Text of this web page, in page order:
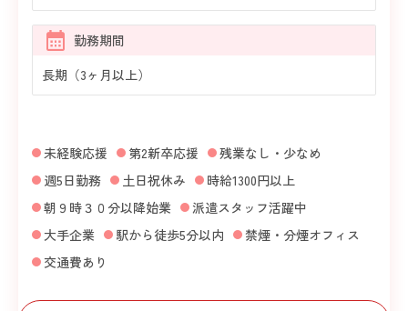
勤務期間
長期（3ヶ月以上）
未経験応援 第2新卒応援
残業なし・少なめ
週5日勤務
土日祝休み
時給1300円以上
朝９時３０分以降始業
派遣スタッフ活躍中
大手企業
駅から徒歩5分以内
禁煙・分煙オフィス
交通費あり